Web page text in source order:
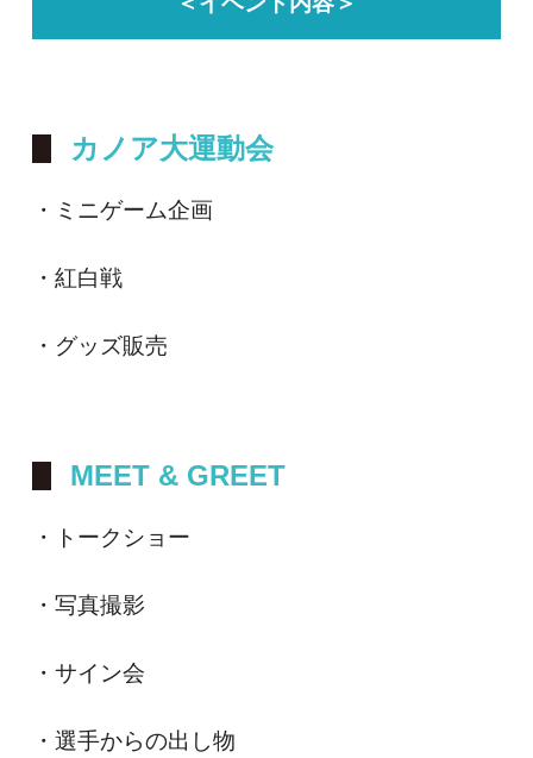
カノア大運動会
・ミニゲーム企画
・紅白戦
・グッズ販売
MEET & GREET
・トークショー
・写真撮影
・サイン会
・選手からの出し物